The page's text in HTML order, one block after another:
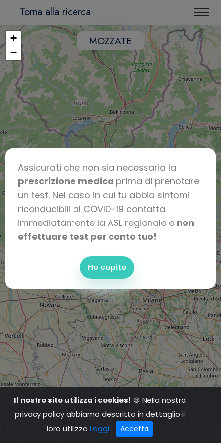
Assicurati che non sia necessaria la
prescrizione medica prima di prenotare
un test. Nel caso in cui tu abbia sintomi
riconducibili al COVID-19 contatta
immediatamente la ASL regionale e non
effettuare test per conto tuo!
Ho capito
Torna alla ricerca
MOZZATE
+
−
Il nostro sito utilizza i cookies! 🍪 Nella nostra
privacy policy abbiamo descritto in dettaglio il
loro utilizzo Leggi Accetta